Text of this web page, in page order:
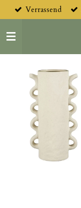
direct
naar
de
hoofdinhoud
Verrassend